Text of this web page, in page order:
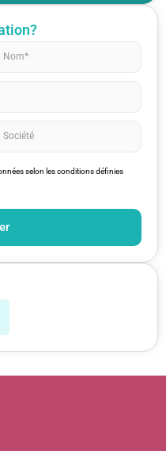
selon les conditions définies